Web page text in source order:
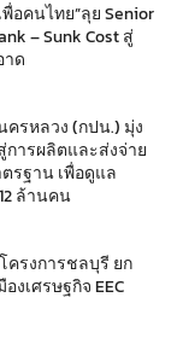
อคนไทย”ลุย Senior
– Sunk Cost สู่
ด
ครหลวง (กปน.) มุ่ง
ารผลิตและส่งจ่าย
รฐาน เพื่อดูแล
ล้านคน
ครงการชลบุรี ยก
เศรษฐกิจ EEC